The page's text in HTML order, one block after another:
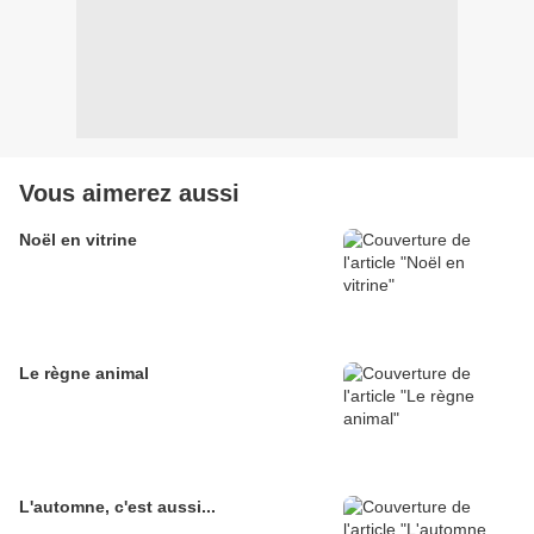
Vous aimerez aussi
Noël en vitrine
Le règne animal
L'automne, c'est aussi...